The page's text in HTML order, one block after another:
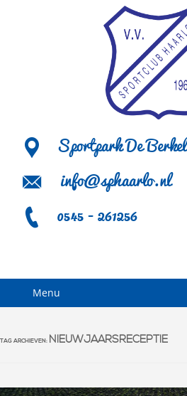
Sportpark De Berkel
info@sphaarlo.nl
0545 - 261256
Menu
TAG ARCHIEVEN: NIEUWJAARSRECEPTIE